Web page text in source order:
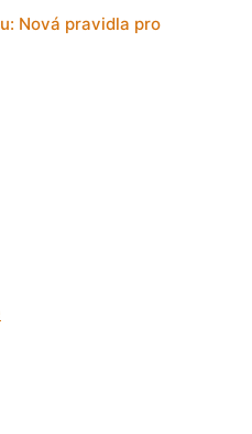
Nová pravidla pro